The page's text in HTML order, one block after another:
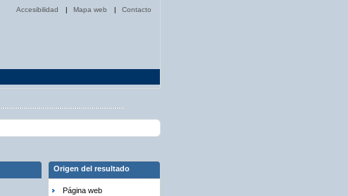
Accesibilidad | Mapa web | Contacto
Origen del resultado
Página web